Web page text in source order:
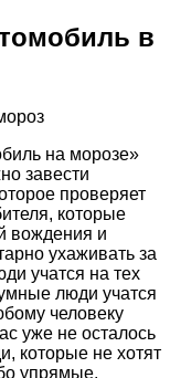
в
на морозе»
завести
проверяет
которые
вождения и
ухаживать за
учатся на тех
люди учатся
человеку
уже не осталось
которые не хотят
упрямые,